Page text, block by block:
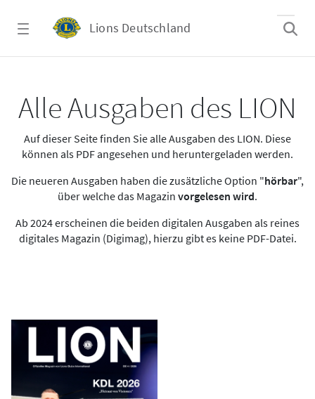
Lions Deutschland
Alle Ausgaben des LION
Auf dieser Seite finden Sie alle Ausgaben des LION. Diese
können als PDF angesehen und heruntergeladen werden.
Die neueren Ausgaben haben die zusätzliche Option "hörbar",
über welche das Magazin vorgelesen wird.
Ab 2024 erscheinen die beiden digitalen Ausgaben als reines
digitales Magazin (Digimag), hierzu gibt es keine PDF-Datei.